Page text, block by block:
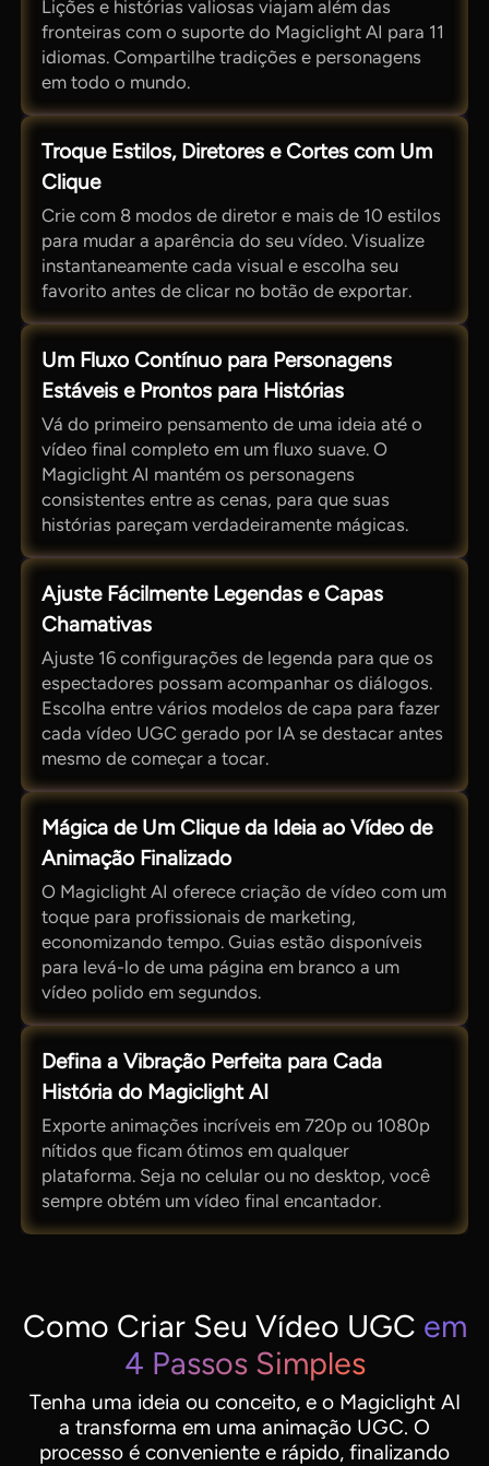
Lições e histórias valiosas viajam além das
fronteiras com o suporte do Magiclight AI para 11
idiomas. Compartilhe tradições e personagens
em todo o mundo.
Troque Estilos, Diretores e Cortes com Um
Clique
Crie com 8 modos de diretor e mais de 10 estilos
para mudar a aparência do seu vídeo. Visualize
instantaneamente cada visual e escolha seu
favorito antes de clicar no botão de exportar.
Um Fluxo Contínuo para Personagens
Estáveis e Prontos para Histórias
Vá do primeiro pensamento de uma ideia até o
vídeo final completo em um fluxo suave. O
Magiclight AI mantém os personagens
consistentes entre as cenas, para que suas
histórias pareçam verdadeiramente mágicas.
Ajuste Fácilmente Legendas e Capas
Chamativas
Ajuste 16 configurações de legenda para que os
espectadores possam acompanhar os diálogos.
Escolha entre vários modelos de capa para fazer
cada vídeo UGC gerado por IA se destacar antes
mesmo de começar a tocar.
Mágica de Um Clique da Ideia ao Vídeo de
Animação Finalizado
O Magiclight AI oferece criação de vídeo com um
toque para profissionais de marketing,
economizando tempo. Guias estão disponíveis
para levá-lo de uma página em branco a um
vídeo polido em segundos.
Defina a Vibração Perfeita para Cada
História do Magiclight AI
Exporte animações incríveis em 720p ou 1080p
nítidos que ficam ótimos em qualquer
plataforma. Seja no celular ou no desktop, você
sempre obtém um vídeo final encantador.
Como Criar Seu Vídeo UGC em
4 Passos Simples
Tenha uma ideia ou conceito, e o Magiclight AI
a transforma em uma animação UGC. O
processo é conveniente e rápido, finalizando